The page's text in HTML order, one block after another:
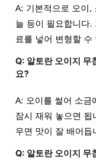
A: 기본적으로 오이,
늘 등이 필요합니다.
료를 넣어 변형할 수
Q: 알토란 오이지 무
요?
A: 오이를 썰어 소금
잠시 재워 놓으면 됩
우면 맛이 잘 배어듭
Q: 알토란 오이지 무